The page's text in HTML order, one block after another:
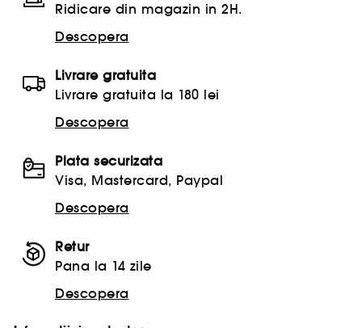
Ridicare din magazin in 2H.
Descopera
Livrare gratuita
Livrare gratuita la 180 lei
Descopera
Plata securizata
Visa, Mastercard, Paypal
Descopera
Retur
Pana la 14 zile
Descopera